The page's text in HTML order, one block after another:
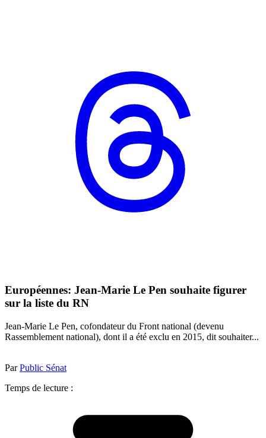
Européennes: Jean-Marie Le Pen souhaite figurer
sur la liste du RN
Jean-Marie Le Pen, cofondateur du Front national (devenu
Rassemblement national), dont il a été exclu en 2015, dit souhaiter...
ParPublic Sénat
Temps de lecture :